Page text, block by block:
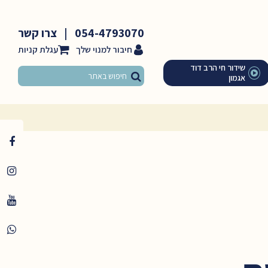
שידור חי הרב דוד
אגמון
054-4793070
| צרו קשר
חיבור למנוי שלך